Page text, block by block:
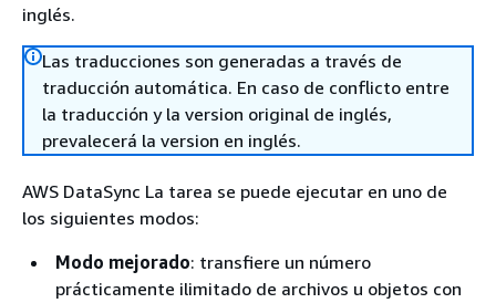
inglés.
Las traducciones son generadas a través de
traducción automática. En caso de conflicto entre
la traducción y la version original de inglés,
prevalecerá la version en inglés.
AWS DataSync La tarea se puede ejecutar en uno de
los siguientes modos:
Modo mejorado: transfiere un número
prácticamente ilimitado de archivos u objetos con